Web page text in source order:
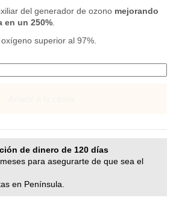
del generador de ozono mejorando
en un 250%
superior al 97%.
de dinero de 120 días
para asegurarte de que sea el
en Península.